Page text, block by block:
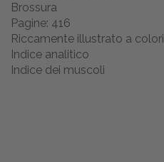
Brossura
Pagine: 416
Riccamente illustrato a colori
Indice analitico
Indice dei muscoli